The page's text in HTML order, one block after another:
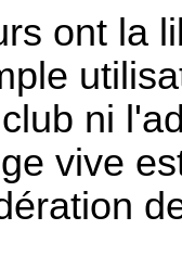
ont la
ni
vive